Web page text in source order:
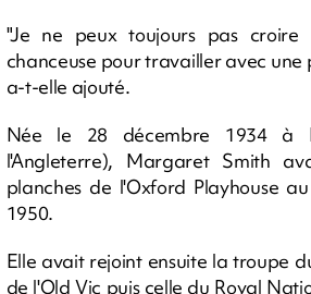
"Je ne peux toujours pas croire
chanceuse pour travailler avec une
a-t-elle ajouté.
Née le 28 décembre 1934 à
l'Angleterre), Margaret Smith
planches de l'Oxford Playhouse
1950.
Elle avait rejoint ensuite la troupe
de l'Old Vic puis celle du Royal